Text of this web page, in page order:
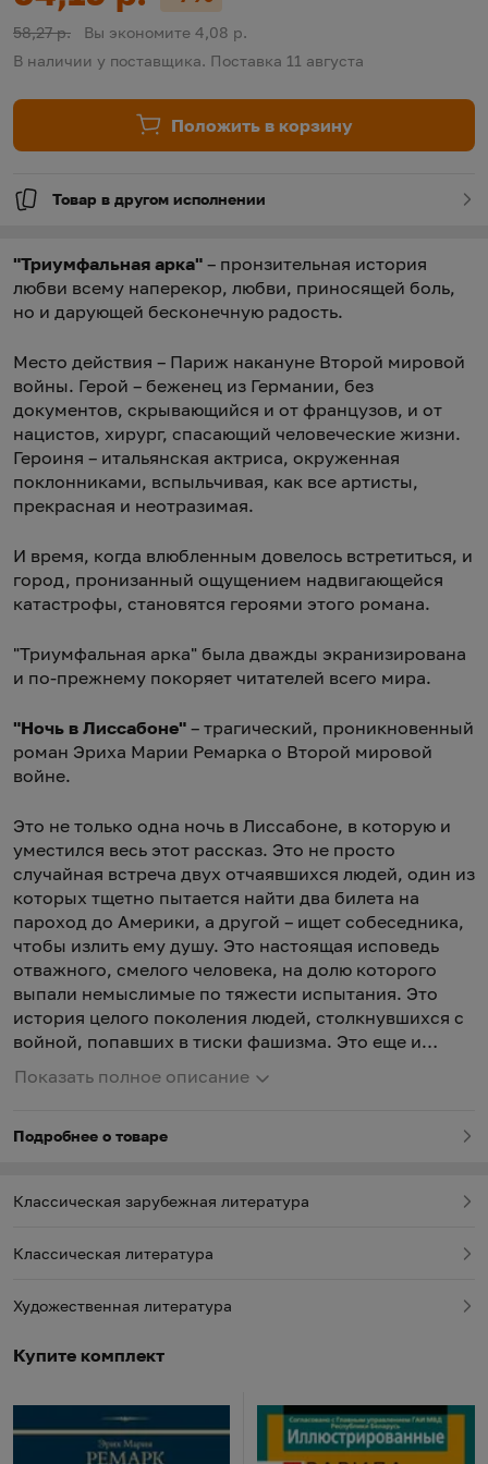
Старая цена:
58,27 р.
Вы экономите 4,08 р.
В наличии у поставщика. Поставка 11 августа
Положить в корзину
Товар в другом исполнении
"Триумфальная арка" – пронзительная история
любви всему наперекор, любви, приносящей боль,
но и дарующей бесконечную радость.
Место действия – Париж накануне Второй мировой
войны. Герой – беженец из Германии, без
документов, скрывающийся и от французов, и от
нацистов, хирург, спасающий человеческие жизни.
Героиня – итальянская актриса, окруженная
поклонниками, вспыльчивая, как все артисты,
прекрасная и неотразимая.
И время, когда влюбленным довелось встретиться, и
город, пронизанный ощущением надвигающейся
катастрофы, становятся героями этого романа.
"Триумфальная арка" была дважды экранизирована
и по-прежнему покоряет читателей всего мира.
"Ночь в Лиссабоне" – трагический, проникновенный
роман Эриха Марии Ремарка о Второй мировой
войне.
Это не только одна ночь в Лиссабоне, в которую и
уместился весь этот рассказ. Это не просто
случайная встреча двух отчаявшихся людей, один из
которых тщетно пытается найти два билета на
пароход до Америки, а другой – ищет собеседника,
чтобы излить ему душу. Это настоящая исповедь
отважного, смелого человека, на долю которого
выпали немыслимые по тяжести испытания. Это
история целого поколения людей, столкнувшихся с
войной, попавших в тиски фашизма. Это еще и
история любви, перед которой отступает даже
смерть.
Показать полное описание
Подробнее о товаре
Классическая зарубежная литература
Классическая литература
Художественная литература
Купите комплект